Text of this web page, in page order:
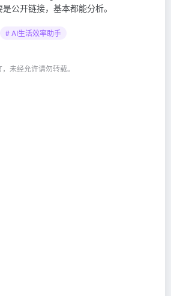
公开链接，基本都能分析。
# AI生活效率助手
，未经允许请勿转载。